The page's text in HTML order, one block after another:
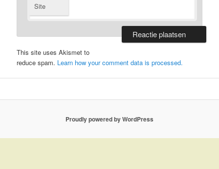
Site
This site uses Akismet to
reduce spam. Learn how your comment data is processed.
Proudly powered by WordPress